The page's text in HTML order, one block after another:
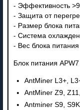
- Эффективность
- Защита от
- Размер блока
- Система
- Вес блока питания
Блок питания
AntMiner L3+,
AntMiner Z9,
Antminer S9,